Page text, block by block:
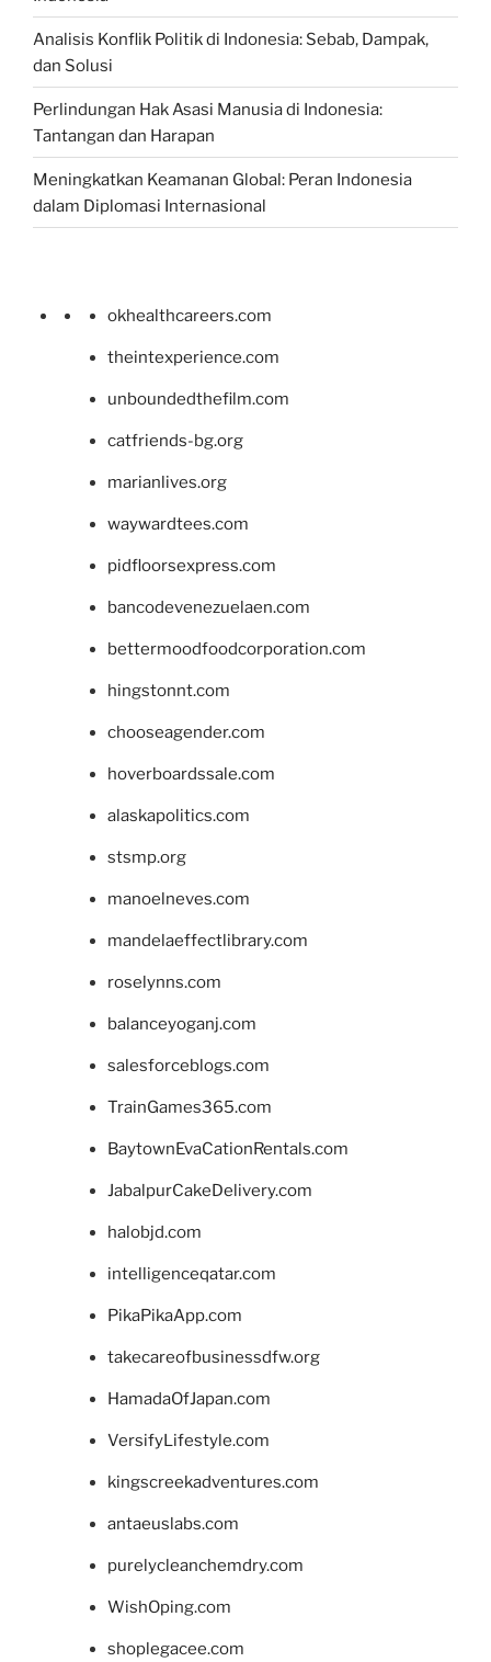
Analisis Konflik Politik di Indonesia: Sebab, Dampak,
dan Solusi
Perlindungan Hak Asasi Manusia di Indonesia:
Tantangan dan Harapan
Meningkatkan Keamanan Global: Peran Indonesia
dalam Diplomasi Internasional
okhealthcareers.com
theintexperience.com
unboundedthefilm.com
catfriends-bg.org
marianlives.org
waywardtees.com
pidfloorsexpress.com
bancodevenezuelaen.com
bettermoodfoodcorporation.com
hingstonnt.com
chooseagender.com
hoverboardssale.com
alaskapolitics.com
stsmp.org
manoelneves.com
mandelaeffectlibrary.com
roselynns.com
balanceyoganj.com
salesforceblogs.com
TrainGames365.com
BaytownEvaCationRentals.com
JabalpurCakeDelivery.com
halobjd.com
intelligenceqatar.com
PikaPikaApp.com
takecareofbusinessdfw.org
HamadaOfJapan.com
VersifyLifestyle.com
kingscreekadventures.com
antaeuslabs.com
purelycleanchemdry.com
WishOping.com
shoplegacee.com